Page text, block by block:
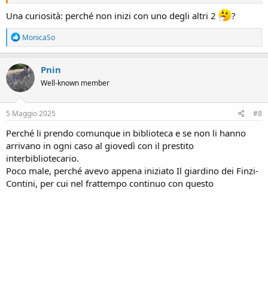
Una curiosità: perché non inizi con uno degli altri 2 ?
R
e
a
c
t
i
o
n
s
MonicaSo
Pnin
Well-known member
5 Maggio 2025 #8
Perché li prendo comunque in biblioteca e se non li hanno
arrivano in ogni caso al giovedì con il prestito
interbibliotecario.
Poco male, perché avevo appena iniziato Il giardino dei Finzi-
Contini, per cui nel frattempo continuo con questo